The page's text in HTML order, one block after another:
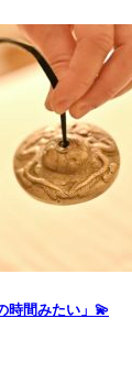
時間みたい」💫